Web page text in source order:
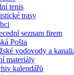
tenis
trasy
seznam firem
Pošta
vodovody a
materiály
kalendářů